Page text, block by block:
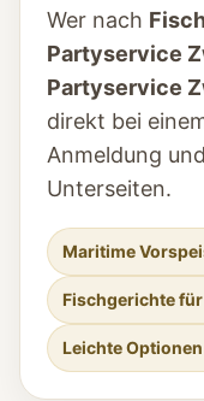
Wer nach
Partyservice
Partyservice
direkt bei
Anmeldung
Unterseiten.
Maritime
Fischgerichte
Leichte